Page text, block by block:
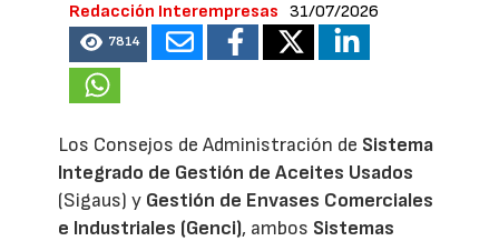
Redacción Interempresas 31/07/2026
7814
Los Consejos de Administración de Sistema
Integrado de Gestión de Aceites Usados
(Sigaus) y Gestión de Envases Comerciales
e Industriales (Genci), ambos Sistemas